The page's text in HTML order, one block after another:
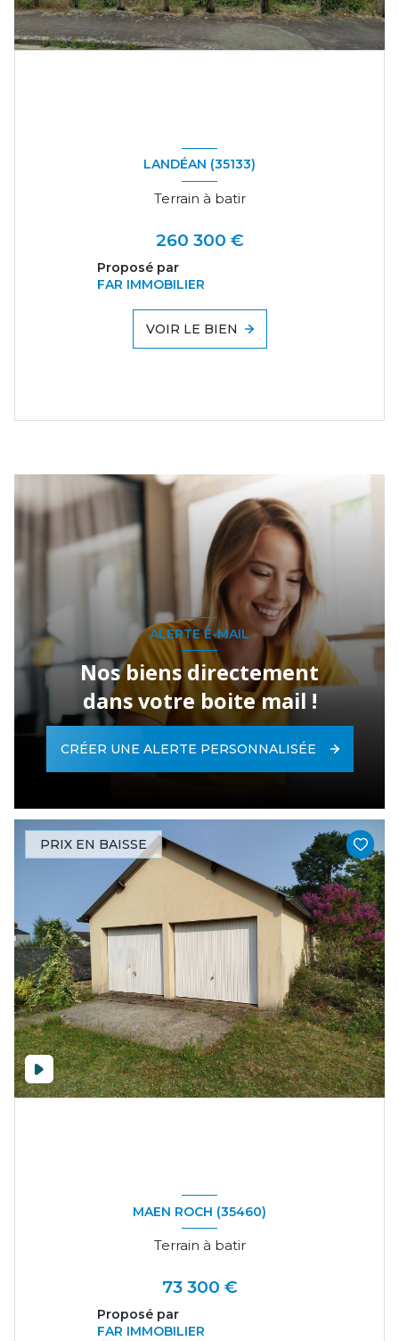
LANDÉAN (35133)
Terrain à batir
260 300 €
Proposé par
FAR IMMOBILIER
VOIR LE BIEN
ALERTE E-MAIL
Nos biens directement
dans votre boite mail !
CRÉER UNE ALERTE PERSONNALISÉE
PRIX EN BAISSE
MAEN ROCH (35460)
Terrain à batir
73 300 €
Proposé par
FAR IMMOBILIER